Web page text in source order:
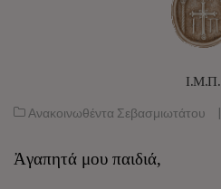
Ι.Μ.Π.
Ανακοινωθέντα Σεβασμιωτάτου |
Ἀγαπητά μου παιδιά,